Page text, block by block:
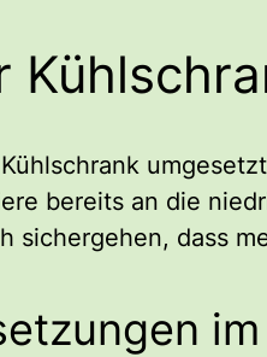
bereits an die
sichergehen, dass